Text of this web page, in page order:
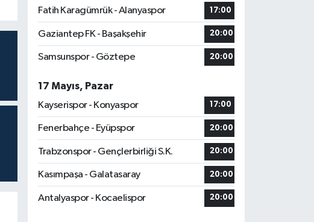
Fatih Karagümrük - Alanyaspor
17:00
Gaziantep FK - Başakşehir 20:00
Samsunspor - Göztepe 20:00
17 Mayıs, Pazar
Kayserispor - Konyaspor
17:00
Fenerbahçe - Eyüpspor 20:00
Trabzonspor - Gençlerbirliği S.K. 20:00
Kasımpaşa - Galatasaray 20:00
Antalyaspor - Kocaelispor 20:00